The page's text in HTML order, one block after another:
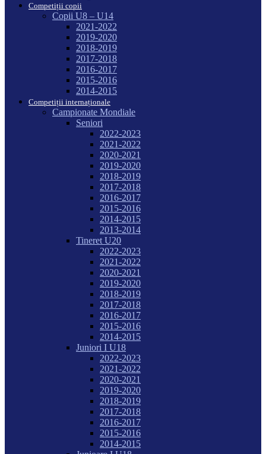
Competiții copii
Copii U8 – U14
2021-2022
2019-2020
2018-2019
2017-2018
2016-2017
2015-2016
2014-2015
Competiții internaționale
Campionate Mondiale
Seniori
2022-2023
2021-2022
2020-2021
2019-2020
2018-2019
2017-2018
2016-2017
2015-2016
2014-2015
2013-2014
Tineret U20
2022-2023
2021-2022
2020-2021
2019-2020
2018-2019
2017-2018
2016-2017
2015-2016
2014-2015
Juniori I U18
2022-2023
2021-2022
2020-2021
2019-2020
2018-2019
2017-2018
2016-2017
2015-2016
2014-2015